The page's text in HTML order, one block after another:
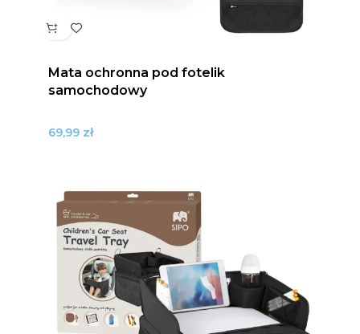
Mata ochronna pod fotelik
samochodowy
69,99 zł